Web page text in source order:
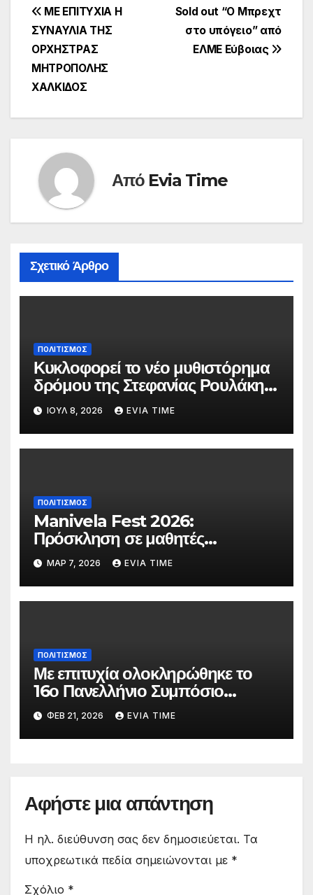
Πλοήγηση
άρθρων
Sold out “Ο Μπρεχτ
στο υπόγειο” από
ΕΛΜΕ Εύβοιας
ΜΕ ΕΠΙΤΥΧΙΑ Η
ΣΥΝΑΥΛΙΑ ΤΗΣ
ΟΡΧΗΣΤΡΑΣ
ΜΗΤΡΟΠΟΛΗΣ
ΧΑΛΚΙΔΟΣ
Από Evia Time
Σχετικό Άρθρο
ΠΟΛΙΤΙΣΜΟΣ
Κυκλοφορεί το νέο μυθιστόρημα
δρόμου της Στεφανίας Ρουλάκη
«Το Βανάκι»
ΙΟΎΛ 8, 2026 EVIA TIME
ΠΟΛΙΤΙΣΜΟΣ
Manivela Fest 2026:
Πρόσκληση σε μαθητές
Γυμνασίου και Λυκείου της
Εύβοιας για συμμετοχή στη
σκηνή
ΜΑΡ 7, 2026 EVIA TIME
ΠΟΛΙΤΙΣΜΟΣ
Με επιτυχία ολοκληρώθηκε το
16ο Πανελλήνιο Συμπόσιο
Επικούρειας Φιλοσοφίας
ΦΕΒ 21, 2026 EVIA TIME
Αφήστε μια απάντηση
Η ηλ. διεύθυνση σας δεν δημοσιεύεται. Τα
υποχρεωτικά πεδία σημειώνονται με *
Σχόλιο *